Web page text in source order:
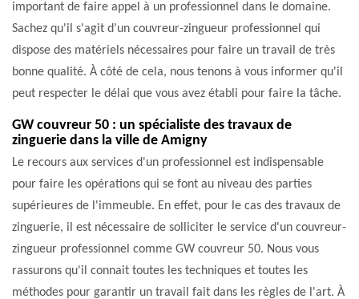
important de faire appel à un professionnel dans le domaine.
Sachez qu'il s'agit d'un couvreur-zingueur professionnel qui
dispose des matériels nécessaires pour faire un travail de très
bonne qualité. À côté de cela, nous tenons à vous informer qu'il
peut respecter le délai que vous avez établi pour faire la tâche.
GW couvreur 50 : un spécialiste des travaux de
zinguerie dans la ville de Amigny
Le recours aux services d'un professionnel est indispensable
pour faire les opérations qui se font au niveau des parties
supérieures de l'immeuble. En effet, pour le cas des travaux de
zinguerie, il est nécessaire de solliciter le service d'un couvreur-
zingueur professionnel comme GW couvreur 50. Nous vous
rassurons qu'il connait toutes les techniques et toutes les
méthodes pour garantir un travail fait dans les règles de l'art. À